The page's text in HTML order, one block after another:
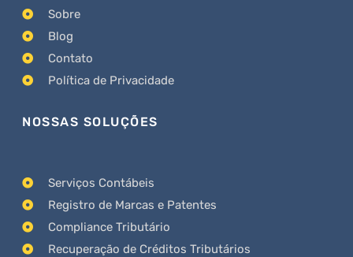
Sobre
Blog
Contato
Política de Privacidade
NOSSAS SOLUÇÕES
Serviços Contábeis
Registro de Marcas e Patentes
Compliance Tributário
Recuperação de Créditos Tributários